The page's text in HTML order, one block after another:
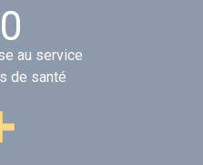
0
au service
de santé